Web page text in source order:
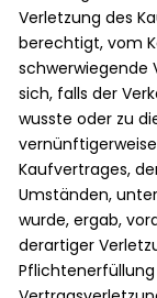
Verletzung des
berechtigt, vom
schwerwiegende
sich, falls der
wusste oder zu
Kaufvertrages,
Umständen,
wurde, ergab,
derartiger